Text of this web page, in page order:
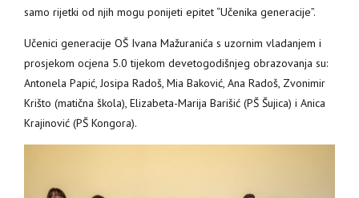
samo rijetki od njih mogu ponijeti epitet “Učenika generacije”.
Učenici generacije OŠ Ivana Mažuranića s uzornim vladanjem i
prosjekom ocjena 5.0 tijekom devetogodišnjeg obrazovanja su:
Antonela Papić, Josipa Radoš, Mia Baković, Ana Radoš, Zvonimir
Krišto (matična škola), Elizabeta-Marija Barišić (PŠ Šujica) i Anica
Krajinović (PŠ Kongora).